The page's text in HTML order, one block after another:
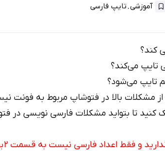
آموزشی. تایپ فارسی
کند؟
تایپ می‌کند؟
تایپ می‌شود؟
مشکلات بالا در فتوشاپ مربوط به فونت
کنید تا بتواید مشکلات فارسی نویسی در
و فقط اعداد فارسی نیست به قسمت ۲ بروید.